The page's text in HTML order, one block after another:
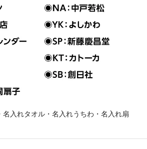
名入れタオル・名入れうちわ・名入れ扇